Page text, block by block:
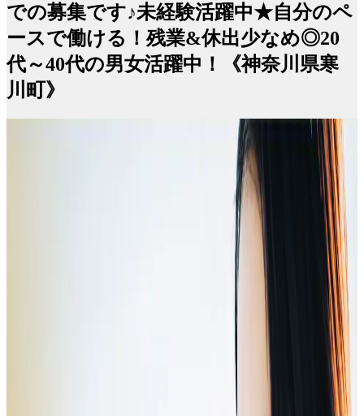
での募集です♪未経験活躍中★自分のペ
ースで働ける！残業&休出少なめ◎20
代～40代の男女活躍中！《神奈川県寒
川町》